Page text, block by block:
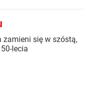
zamieni się w szóstą,
lecia